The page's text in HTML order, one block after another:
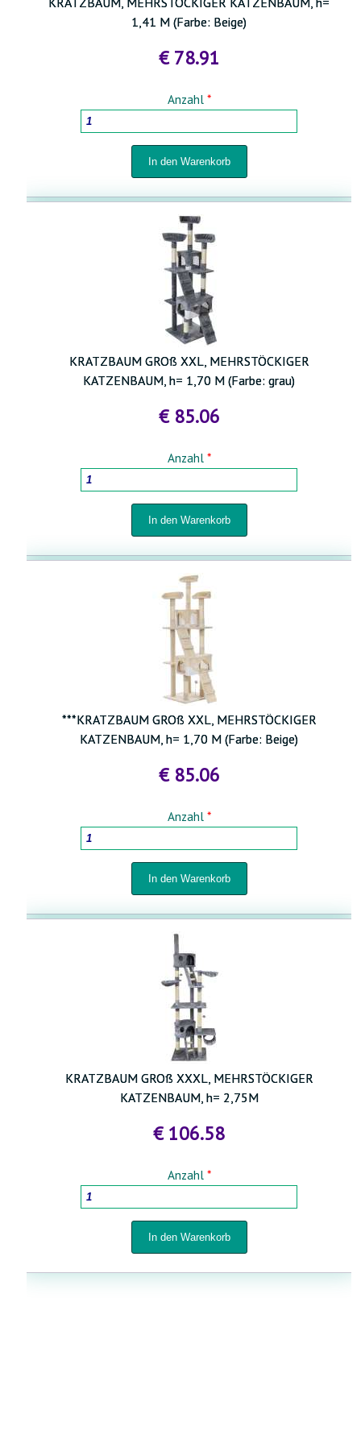
1,41 M (Farbe: Beige)
€ 78.91
Anzahl *
KRATZBAUM GROß XXL, MEHRSTÖCKIGER
KATZENBAUM, h= 1,70 M (Farbe: grau)
€ 85.06
Anzahl *
***KRATZBAUM GROß XXL, MEHRSTÖCKIGER
KATZENBAUM, h= 1,70 M (Farbe: Beige)
€ 85.06
Anzahl *
KRATZBAUM GROß XXXL, MEHRSTÖCKIGER
KATZENBAUM, h= 2,75M
€ 106.58
Anzahl *